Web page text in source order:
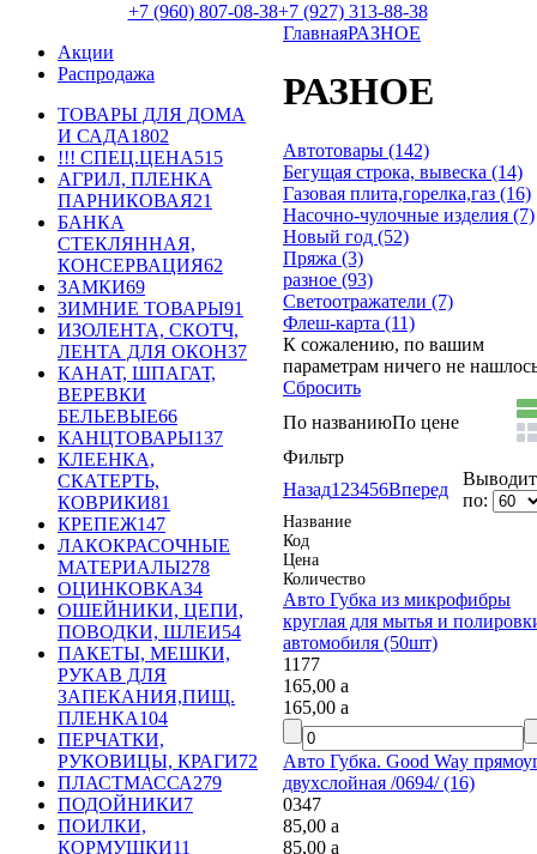
+7 (960) 807-08-38+7 (927) 313-88-38
Акции
Распродажа
ТОВАРЫ ДЛЯ ДОМА
И САДА1802
!!! СПЕЦ.ЦЕНА515
АГРИЛ, ПЛЕНКА
ПАРНИКОВАЯ21
БАНКА
СТЕКЛЯННАЯ,
КОНСЕРВАЦИЯ62
ЗАМКИ69
ЗИМНИЕ ТОВАРЫ91
ИЗОЛЕНТА, СКОТЧ,
ЛЕНТА ДЛЯ ОКОН37
КАНАТ, ШПАГАТ,
ВЕРЕВКИ
БЕЛЬЕВЫЕ66
КАНЦТОВАРЫ137
КЛЕЕНКА,
СКАТЕРТЬ,
КОВРИКИ81
КРЕПЕЖ147
ЛАКОКРАСОЧНЫЕ
МАТЕРИАЛЫ278
ОЦИНКОВКА34
ОШЕЙНИКИ, ЦЕПИ,
ПОВОДКИ, ШЛЕИ54
ПАКЕТЫ, МЕШКИ,
РУКАВ ДЛЯ
ЗАПЕКАНИЯ,ПИЩ.
ПЛЕНКА104
ПЕРЧАТКИ,
РУКОВИЦЫ, КРАГИ72
ПЛАСТМАССА279
ПОДОЙНИКИ7
ПОИЛКИ,
КОРМУШКИ11
ГлавнаяРАЗНОЕ
РАЗНОЕ
Автотовары (142)
Бегущая строка, вывеска (14)
Газовая плита,горелка,газ (16)
Насочно-чулочные изделия (7)
Новый год (52)
Пряжа (3)
разное (93)
Светоотражатели (7)
Флеш-карта (11)
К сожалению, по вашим
параметрам ничего не нашлось.
Сбросить
По названиюПо цене
Фильтр
Назад12 3456Вперед
Выводить
по:
Название
Код
Цена
Количество
Авто Губка из микрофибры
круглая для мытья и полировки
автомобиля (50шт)
1177
165,00a
165,00a
Авто Губка. Good Way прямоуг
двухслойная /0694/ (16)
0347
85,00a
85,00a